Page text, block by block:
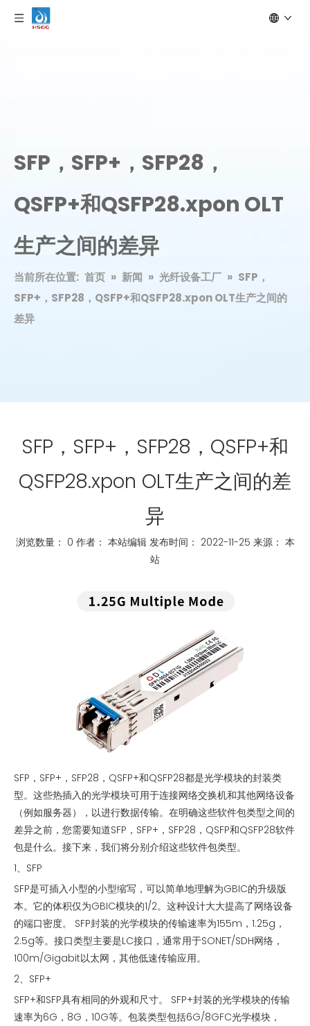
SFP，SFP+，SFP28，
QSFP+和QSFP28.xpon OLT
生产之间的差异
当前所在位置: 首页 » 新闻 » 光纤设备工厂 » SFP，
SFP+，SFP28，QSFP+和QSFP28.xpon OLT生产之间的
差异
SFP，SFP+，SFP28，QSFP+和
QSFP28.xpon OLT生产之间的差
异
浏览数量： 0 作者： 本站编辑 发布时间： 2022-11-25 来源： 本
站
SFP，SFP+，SFP28，QSFP+和QSFP28都是光学模块的封装类
型。这些热插入的光学模块可用于连接网络交换机和其他网络设备
（例如服务器），以进行数据传输。在明确这些软件包类型之间的
差异之前，您需要知道SFP，SFP+，SFP28，QSFP和QSFP28软件
包是什么。接下来，我们将分别介绍这些软件包类型。
1、SFP
SFP是可插入小型的小型缩写，可以简单地理解为GBIC的升级版
本。它的体积仅为GBIC模块的1/2。这种设计大大提高了网络设备
的端口密度。 SFP封装的光学模块的传输速率为155m，1.25g，
2.5g等。接口类型主要是LC接口，通常用于SONET/SDH网络，
100m/Gigabit以太网，其他低速传输应用。
2、SFP+
SFP+和SFP具有相同的外观和尺寸。 SFP+封装的光学模块的传输
速率为6G，8G，10G等。包装类型包括6G/8GFC光学模块，